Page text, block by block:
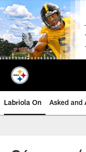
Skip
to
main
content
Labriola On Asked and